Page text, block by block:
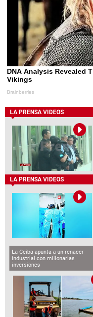
LA PRENSA VIDEOS
LA PRENSA VIDEOS
La Ceiba apunta a un renacer
industrial con millonarias
inversiones